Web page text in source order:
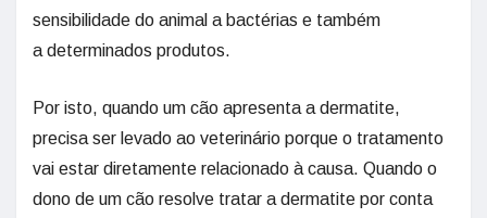
sensibilidade do animal a bactérias e também
a determinados produtos.
Por isto, quando um cão apresenta a dermatite,
precisa ser levado ao veterinário porque o tratamento
vai estar diretamente relacionado à causa. Quando o
dono de um cão resolve tratar a dermatite por conta